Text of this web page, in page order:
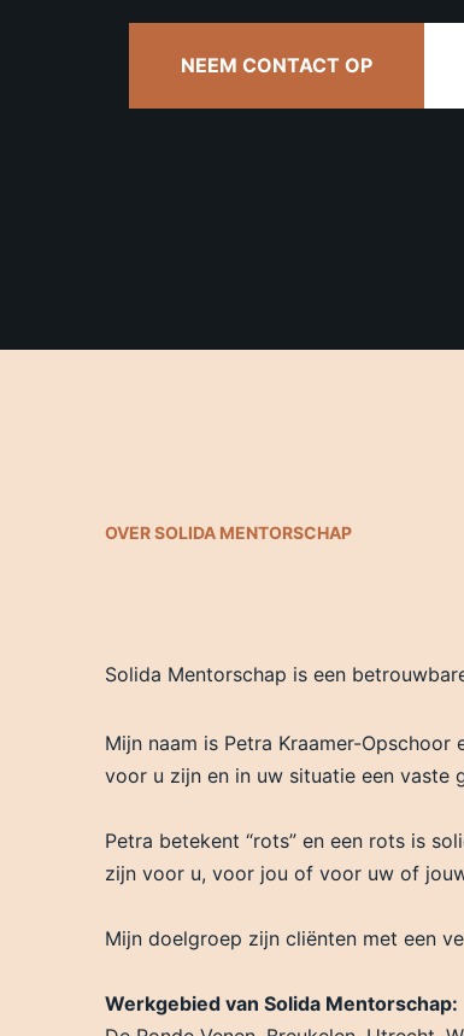
NEEM CONTACT OP
OVER SOLIDA MENTORSCHAP
Solida Mentorschap is een
Mijn naam is Petra Kraamer-
voor u zijn en in uw situatie een vaste
Petra betekent “rots” en een rots is
zijn voor u, voor jou of voor uw of
Mijn doelgroep zijn cliënten met een
Werkgebied van Solida Mentorschap: